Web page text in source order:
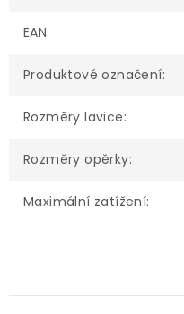
EAN:
Produktové označení:
Rozměry lavice:
Rozměry opěrky:
Maximální zatížení: